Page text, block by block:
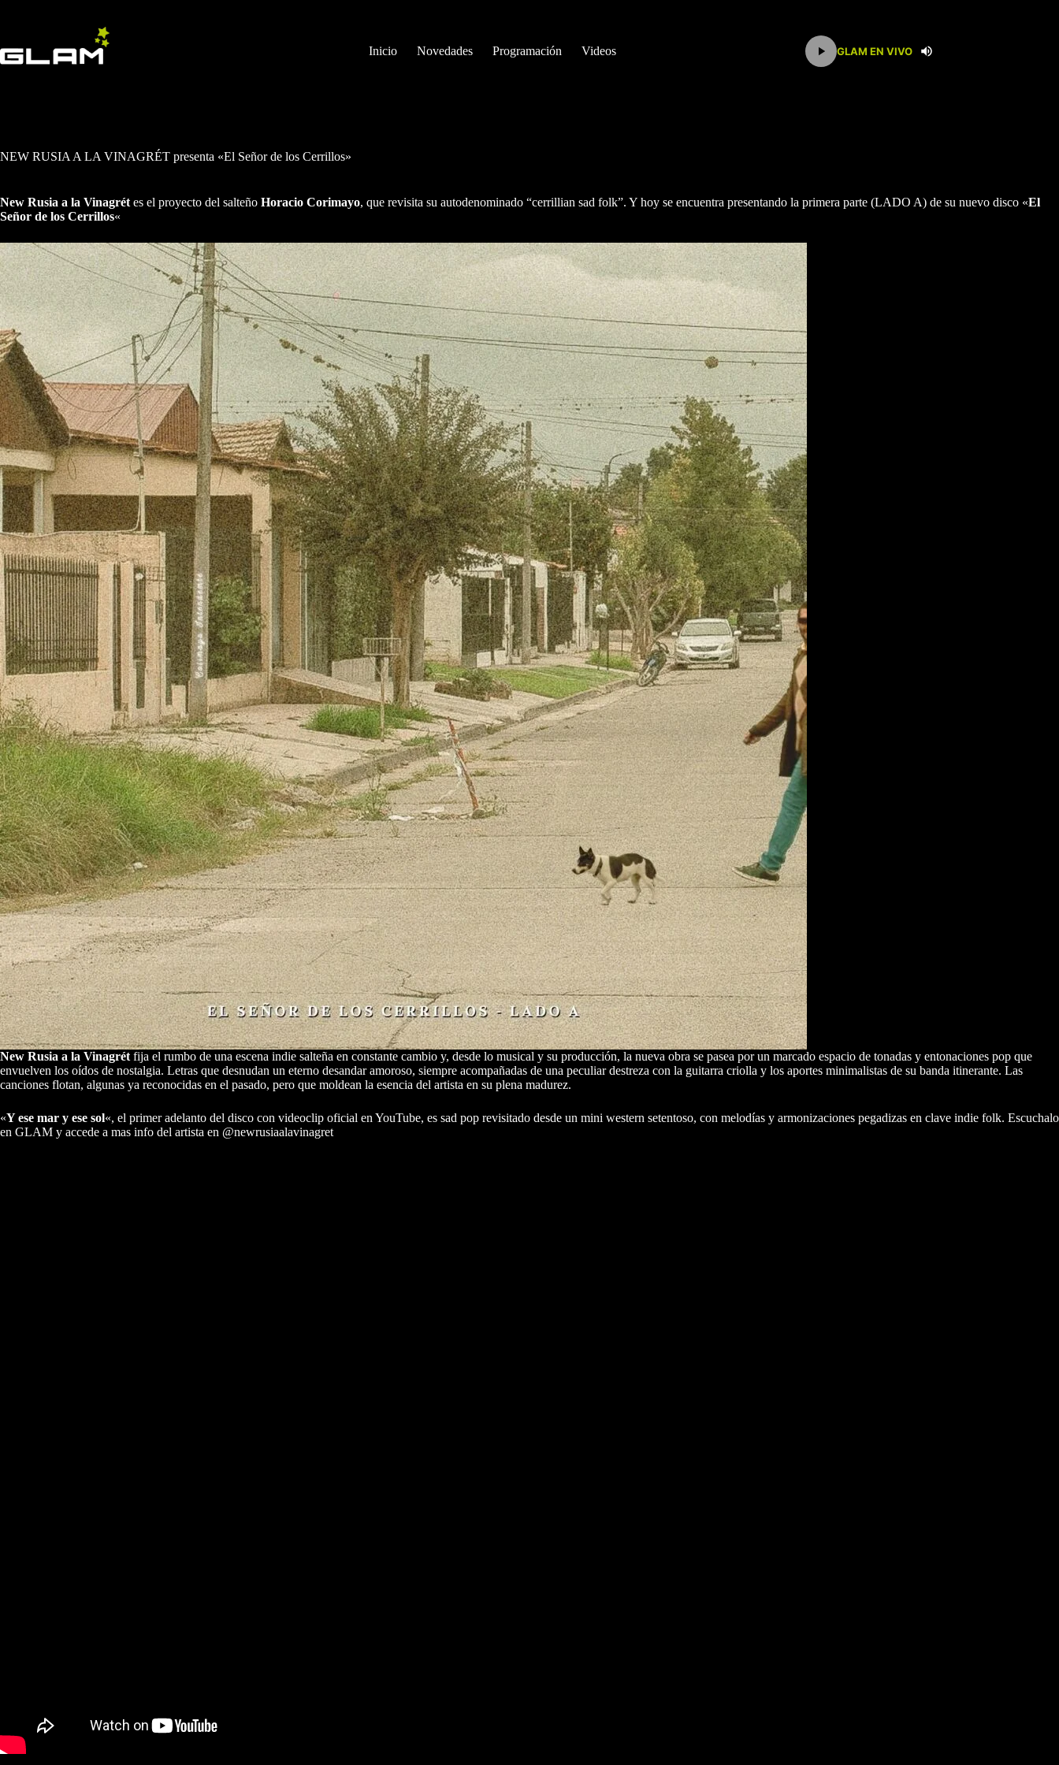
Inicio
Novedades Programación Videos GLAM EN VIVO
NEW RUSIA A LA VINAGRÉT presenta «El Señor de los Cerrillos»
New Rusia a la Vinagrét es el proyecto del salteño Horacio Corimayo, que revisita su autodenominado “cerrillian sad folk”. Y hoy se encuentra presentando la primera parte (LADO A) de su nuevo disco «El
Señor de los Cerrillos«
New Rusia a la Vinagrét fija el rumbo de una escena indie salteña en constante cambio y, desde lo musical y su producción, la nueva obra se pasea por un marcado espacio de tonadas y entonaciones pop que
envuelven los oídos de nostalgia. Letras que desnudan un eterno desandar amoroso, siempre acompañadas de una peculiar destreza con la guitarra criolla y los aportes minimalistas de su banda itinerante. Las
canciones flotan, algunas ya reconocidas en el pasado, pero que moldean la esencia del artista en su plena madurez.
«Y ese mar y ese sol«, el primer adelanto del disco con videoclip oficial en YouTube, es sad pop revisitado desde un mini western setentoso, con melodías y armonizaciones pegadizas en clave indie folk. Escuchalo
en GLAM y accede a mas info del artista en @newrusiaalavinagret